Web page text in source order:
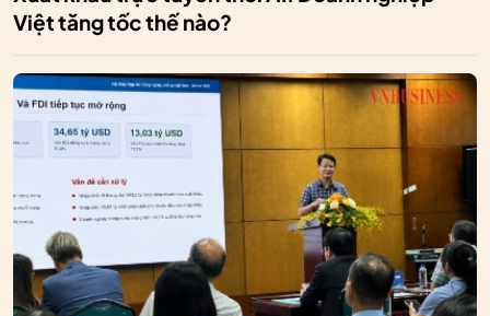
Việt tăng tốc thế nào?